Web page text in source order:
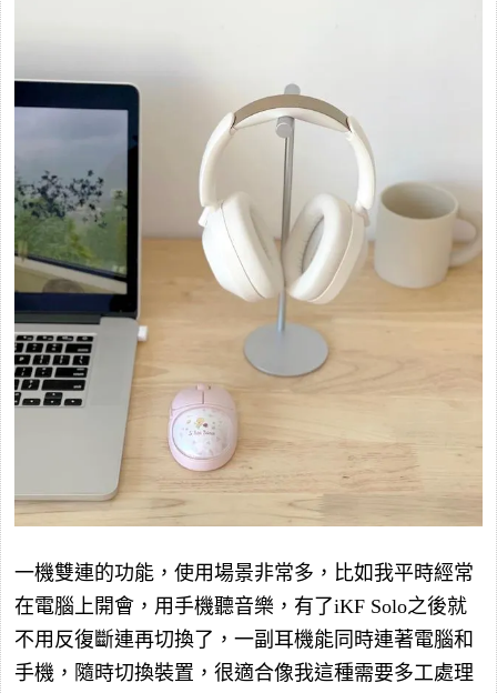
一機雙連的功能，使用場景非常多，比如我平時經常
在電腦上開會，用手機聽音樂，有了iKF Solo之後就
不用反復斷連再切換了，一副耳機能同時連著電腦和
手機，隨時切換裝置，很適合像我這種需要多工處理